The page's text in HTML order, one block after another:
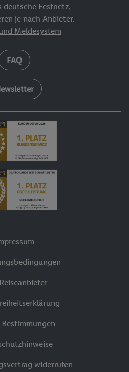
deutsche Festnetz,
je nach Anbieter.
Meldesystem
FAQ
widerrufen